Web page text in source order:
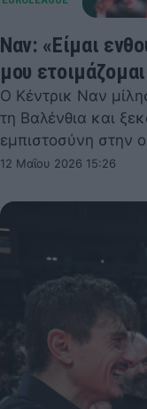
Ναν: «Είμαι
μου
Ο Κέντρικ Ναν
τη Βαλένθια και
εμπιστοσύνη στην
12 Μαΐου 2026 15:26